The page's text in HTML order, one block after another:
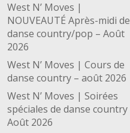
West N’ Moves |
NOUVEAUTÉ Après-midi de
danse country/pop – Août
2026
West N’ Moves | Cours de
danse country – août 2026
West N’ Moves | Soirées
spéciales de danse country
Août 2026